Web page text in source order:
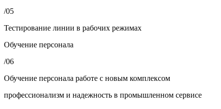
/05
Тестирование линии в рабочих режимах
Обучение персонала
/06
Обучение персонала работе с новым комплексом
профессионализм и надежность в промышленном сервисе